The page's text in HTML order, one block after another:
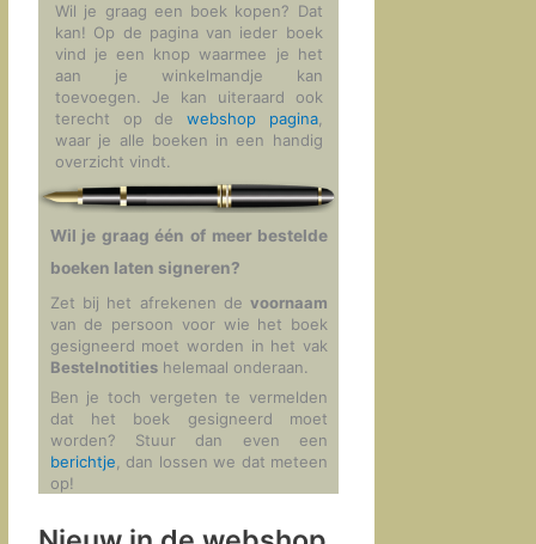
Wil je graag een boek kopen? Dat
kan! Op de pagina van ieder boek
vind je een knop waarmee je het
aan je winkelmandje kan
toevoegen. Je kan uiteraard ook
terecht op dewebshop pagina,
waar je alle boeken in een handig
overzicht vindt.
Wil je graag één of meer bestelde
boeken laten signeren?
Zet bij het afrekenen devoornaam
van de persoon voor wie het boek
gesigneerd moet worden in het vak
Bestelnotitieshelemaal onderaan.
Ben je toch vergeten te vermelden
dat het boek gesigneerd moet
worden? Stuur dan even een
berichtje , dan lossen we dat meteen
op!